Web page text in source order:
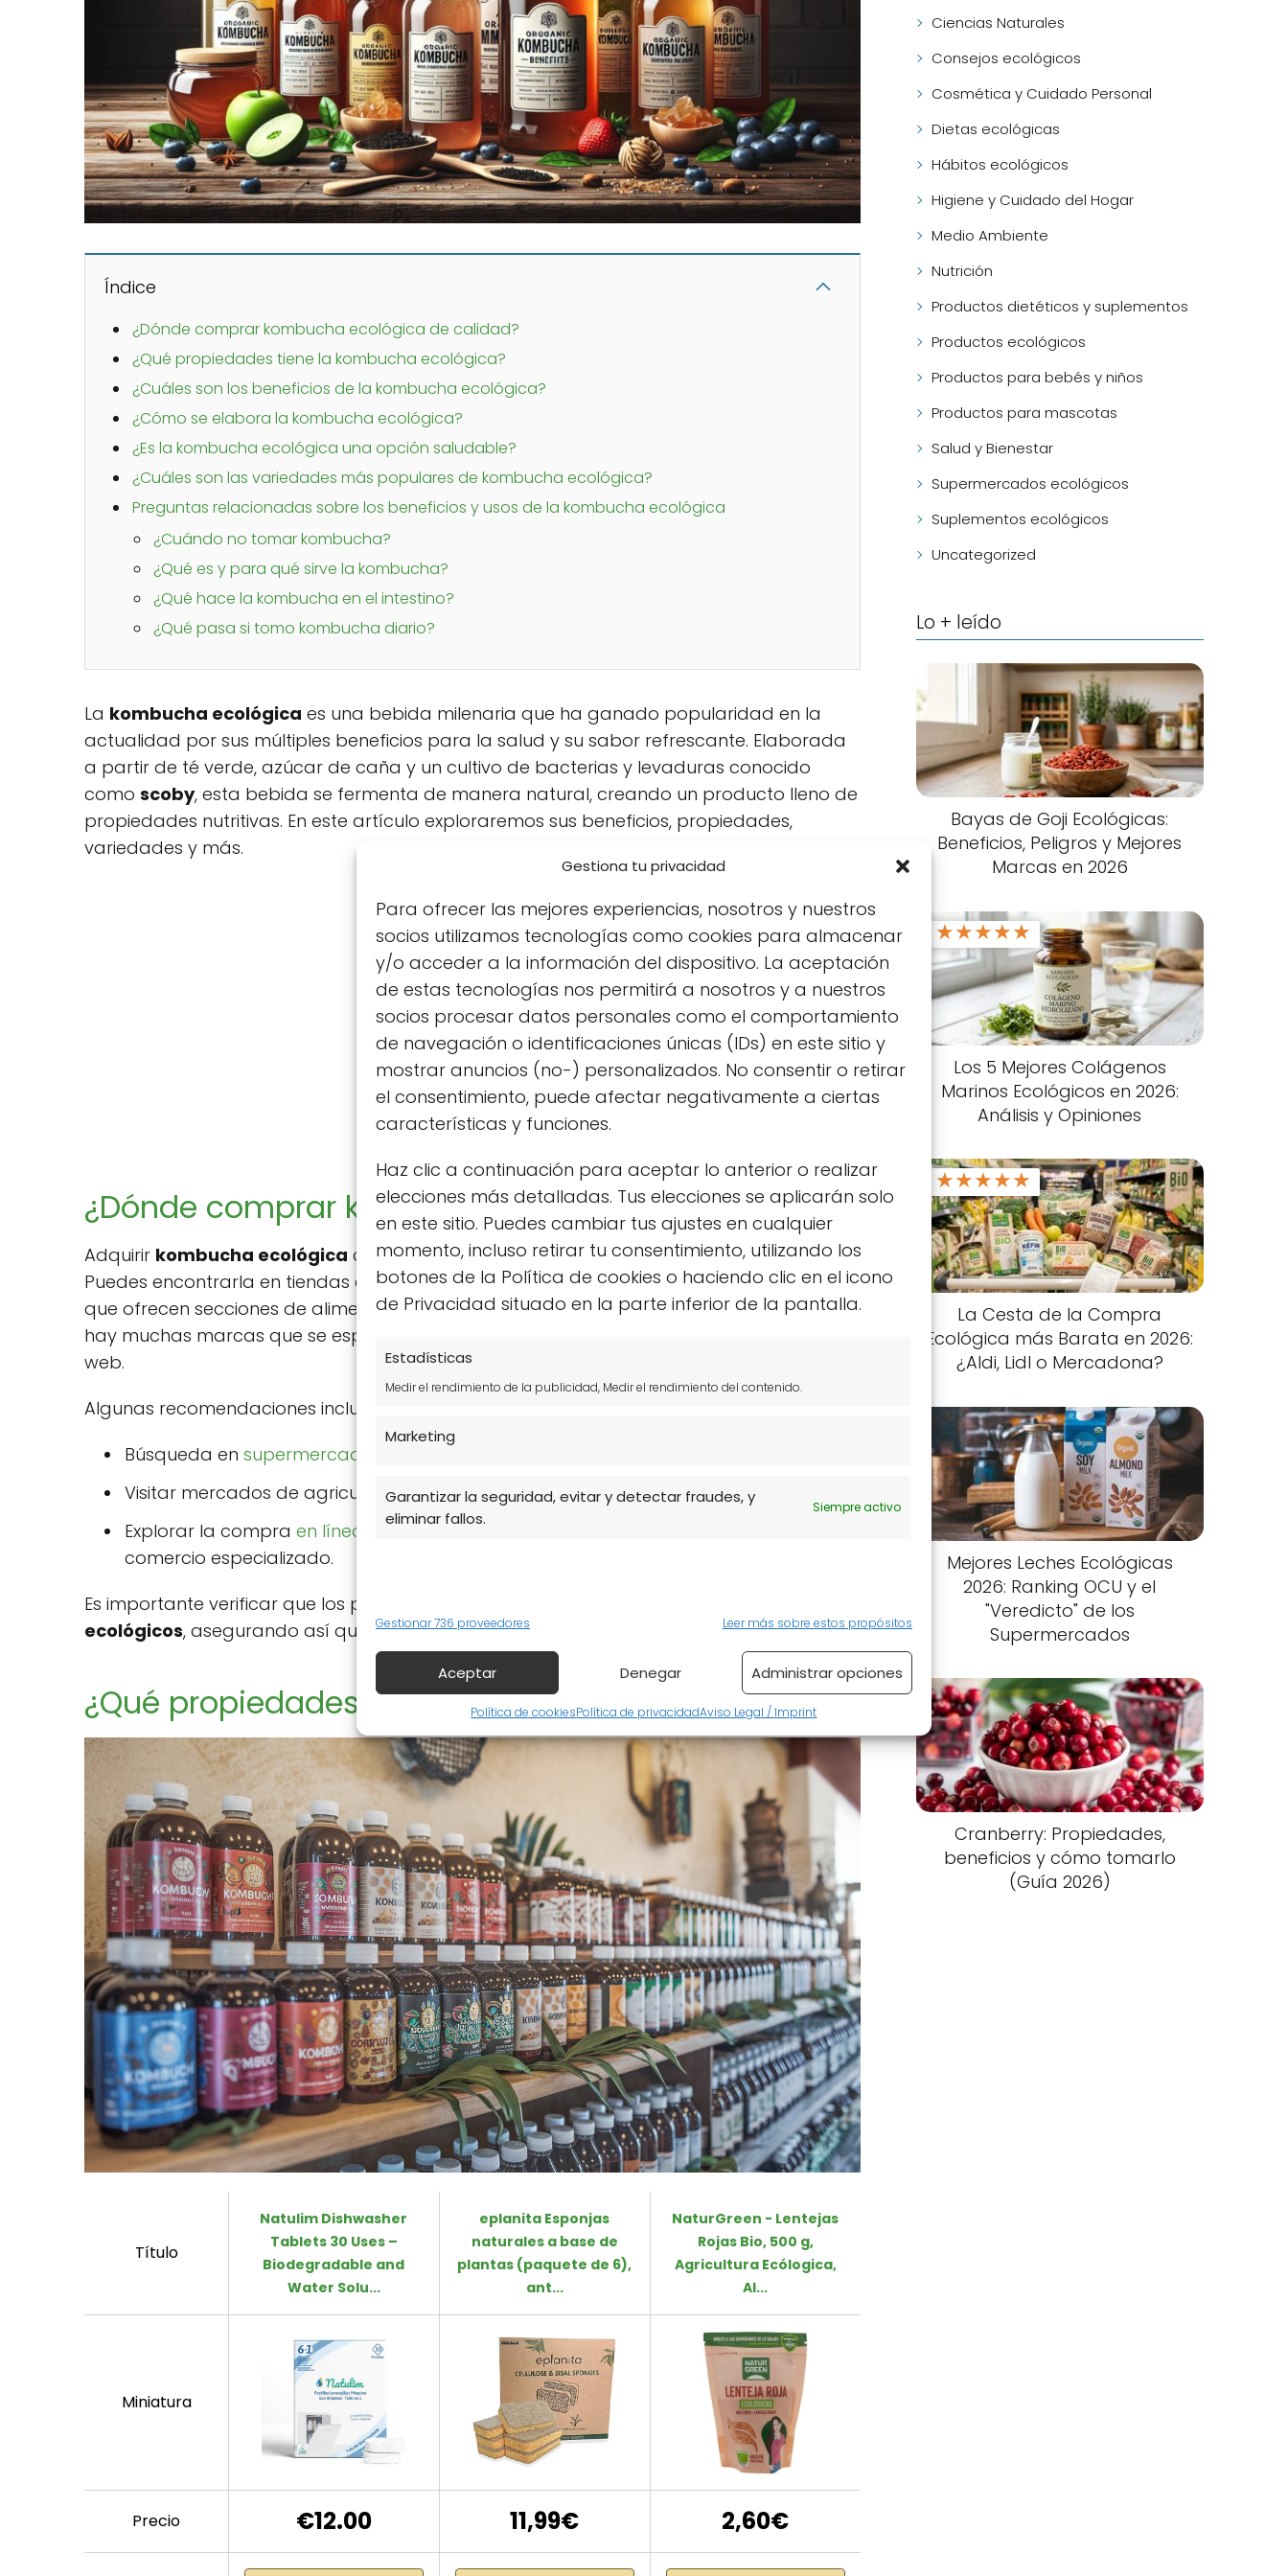
Gestiona tu privacidad
Para ofrecer las mejores experiencias, nosotros y nuestros
socios utilizamos tecnologías como cookies para almacenar
y/o acceder a la información del dispositivo. La aceptación
de estas tecnologías nos permitirá a nosotros y a nuestros
socios procesar datos personales como el comportamiento
de navegación o identificaciones únicas (IDs) en este sitio y
mostrar anuncios (no-) personalizados. No consentir o retirar
el consentimiento, puede afectar negativamente a ciertas
características y funciones.
Haz clic a continuación para aceptar lo anterior o realizar
elecciones más detalladas. Tus elecciones se aplicarán solo
en este sitio. Puedes cambiar tus ajustes en cualquier
momento, incluso retirar tu consentimiento, utilizando los
botones de la Política de cookies o haciendo clic en el icono
de Privacidad situado en la parte inferior de la pantalla.
Estadísticas
Medir el rendimiento de la publicidad, Medir el rendimiento del contenido.
Marketing
Garantizar la seguridad, evitar y detectar fraudes, y
eliminar fallos.
Siempre activo
Gestionar 736 proveedores Leer más sobre estos propósitos
Aceptar Denegar Administrar opciones
Política de cookiesPolítica de privacidadAviso Legal / Imprint
Índice
¿Dónde comprar kombucha ecológica de calidad?
¿Qué propiedades tiene la kombucha ecológica?
¿Cuáles son los beneficios de la kombucha ecológica?
¿Cómo se elabora la kombucha ecológica?
¿Es la kombucha ecológica una opción saludable?
¿Cuáles son las variedades más populares de kombucha ecológica?
Preguntas relacionadas sobre los beneficios y usos de la kombucha ecológica
¿Cuándo no tomar kombucha?
¿Qué es y para qué sirve la kombucha?
¿Qué hace la kombucha en el intestino?
¿Qué pasa si tomo kombucha diario?
La kombucha ecológica es una bebida milenaria que ha ganado popularidad en la
actualidad por sus múltiples beneficios para la salud y su sabor refrescante. Elaborada
a partir de té verde, azúcar de caña y un cultivo de bacterias y levaduras conocido
como scoby, esta bebida se fermenta de manera natural, creando un producto lleno de
propiedades nutritivas. En este artículo exploraremos sus beneficios, propiedades,
variedades y más.
¿Dónde comprar kombucha ecológica de calidad?
Adquirir kombucha ecológica de calidad es esencial para disfrutar de sus beneficios.
Puedes encontrarla en tiendas especializadas de productos ecológicos, supermercados
que ofrecen secciones de alimentos saludables, o incluso en mercados locales. También
hay muchas marcas que se especializan en la venta de kombucha a través de sus sitios
web.
Algunas recomendaciones incluyen:
Búsqueda en supermercados ecológicos
Visitar mercados de agricultores donde se ofrecen productos locales.
Explorar la compra en línea a través de tiendas como Amazon
comercio especializado.
Es importante verificar que los productos que compres contengan ingredientes
ecológicos, asegurando así que estás obteniendo una bebida de calidad.
¿Qué propiedades tiene la kombucha ecológica?
Título
Natulim Dishwasher
Tablets 30 Uses –
Biodegradable and
Water Solu...
eplanita Esponjas
naturales a base de
plantas (paquete de 6),
ant...
NaturGreen - Lentejas
Rojas Bio, 500 g,
Agricultura Ecólogica,
Al...
Miniatura
Precio €12.00 11,99€ 2,60€
Ciencias Naturales
Consejos ecológicos
Cosmética y Cuidado Personal
Dietas ecológicas
Hábitos ecológicos
Higiene y Cuidado del Hogar
Medio Ambiente
Nutrición
Productos dietéticos y suplementos
Productos ecológicos
Productos para bebés y niños
Productos para mascotas
Salud y Bienestar
Supermercados ecológicos
Suplementos ecológicos
Uncategorized
Lo + leído
Bayas de Goji Ecológicas:
Beneficios, Peligros y Mejores
Marcas en 2026
★★★★★
Los 5 Mejores Colágenos
Marinos Ecológicos en 2026:
Análisis y Opiniones
★★★★★
La Cesta de la Compra
Ecológica más Barata en 2026:
¿Aldi, Lidl o Mercadona?
Mejores Leches Ecológicas
2026: Ranking OCU y el
"Veredicto" de los
Supermercados
Cranberry: Propiedades,
beneficios y cómo tomarlo
(Guía 2026)